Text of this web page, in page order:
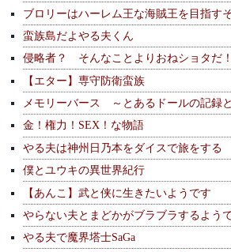
ブロリーはハーレム王な海賊王を目指す
蛮族島だよやる夫くん
侵略者？ そんなことよりおねショタだ！
【エター】専守防衛蛮族
メモリーバース ～とあるドールの記録
金！権力！SEX！な物語
やる夫は神州日乃本をダイスで旅をする
僕とユウキの異世界紀行
【あんこ】武と侠に生きたいようです
やらない夫とまどかがブラブラするよう
やる夫で魔界塔士SaGa